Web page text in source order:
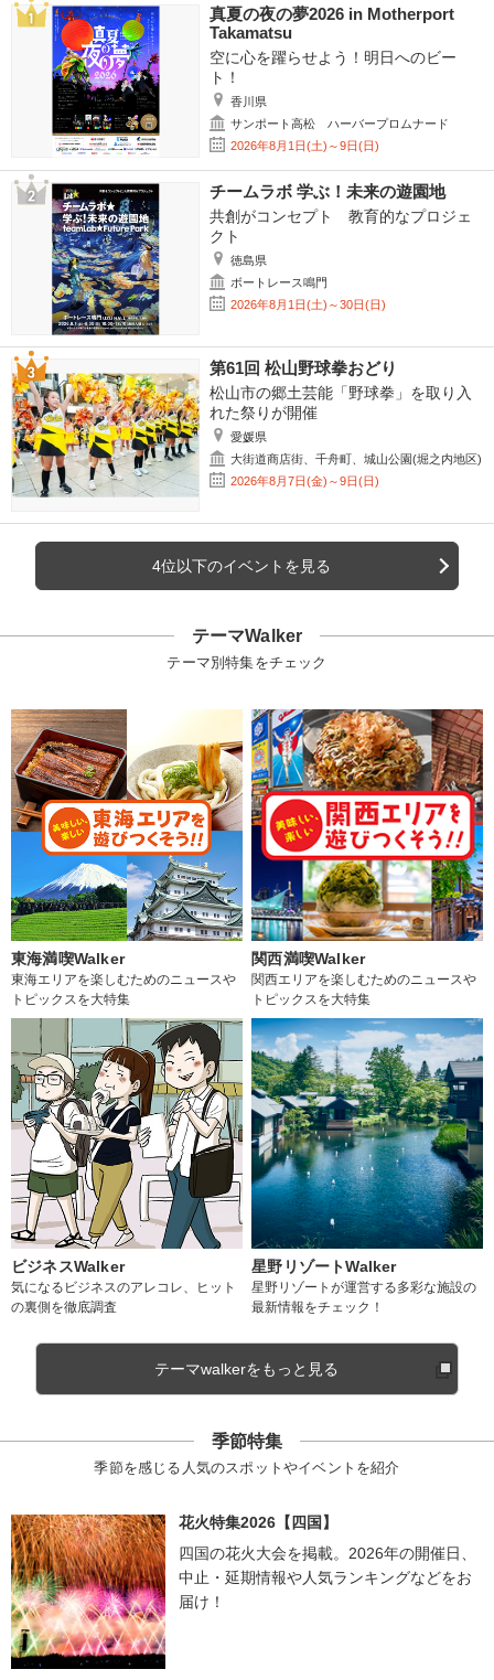
真夏の夜の夢2026 in Motherport
Takamatsu
空に心を躍らせよう！明日へのビー
ト！
香川県
サンポート高松 ハーバープロムナード
2026年8月1日(土)～9日(日)
チームラボ 学ぶ！未来の遊園地
共創がコンセプト 教育的なプロジェ
クト
徳島県
ボートレース鳴門
2026年8月1日(土)～30日(日)
第61回 松山野球拳おどり
松山市の郷土芸能「野球拳」を取り入
れた祭りが開催
愛媛県
大街道商店街、千舟町、城山公園(堀之内地区)
2026年8月7日(金)～9日(日)
4位以下のイベントを見る
テーマWalker
テーマ別特集をチェック
東海満喫Walker
東海エリアを楽しむためのニュースや
トピックスを大特集
関西満喫Walker
関西エリアを楽しむためのニュースや
トピックスを大特集
ビジネスWalker
気になるビジネスのアレコレ、ヒット
の裏側を徹底調査
星野リゾートWalker
星野リゾートが運営する多彩な施設の
最新情報をチェック！
テーマwalkerをもっと見る
季節特集
季節を感じる人気のスポットやイベントを紹介
花火特集2026【四国】
四国の花火大会を掲載。2026年の開催日、
中止・延期情報や人気ランキングなどをお
届け！